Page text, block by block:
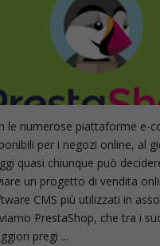
le numerose piattaforme e-
per i negozi online, al
quasi chiunque può
un progetto di vendita
CMS più utilizzati in
PrestaShop, che tra i
pregi ...